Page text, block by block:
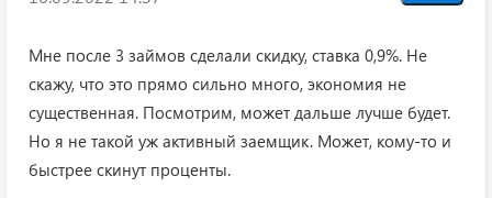
Мне после 3 займов сделали скидку, ставка 0,9%. Не
скажу, что это прямо сильно много, экономия не
существенная. Посмотрим, может дальше лучше будет.
Но я не такой уж активный заемщик. Может, кому-то и
быстрее скинут проценты.